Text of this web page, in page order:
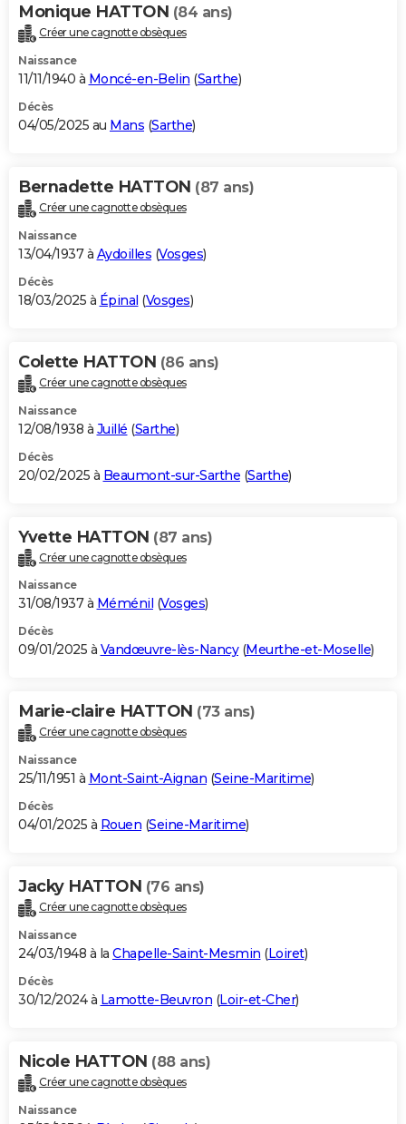
Monique HATTON (84 ans)
Créer une cagnotte obsèques
Naissance
11/11/1940 à Moncé-en-Belin (Sarthe)
Décès
04/05/2025 au Mans (Sarthe)
Bernadette HATTON (87 ans)
Créer une cagnotte obsèques
Naissance
13/04/1937 à Aydoilles (Vosges)
Décès
18/03/2025 à Épinal (Vosges)
Colette HATTON (86 ans)
Créer une cagnotte obsèques
Naissance
12/08/1938 à Juillé (Sarthe)
Décès
20/02/2025 à Beaumont-sur-Sarthe (Sarthe)
Yvette HATTON (87 ans)
Créer une cagnotte obsèques
Naissance
31/08/1937 à Méménil (Vosges)
Décès
09/01/2025 à Vandœuvre-lès-Nancy(Meurthe-et-Moselle)
Marie-claire HATTON (73 ans)
Créer une cagnotte obsèques
Naissance
25/11/1951 à Mont-Saint-Aignan (Seine-Maritime)
Décès
04/01/2025 à Rouen (Seine-Maritime)
Jacky HATTON (76 ans)
Créer une cagnotte obsèques
Naissance
24/03/1948 à la Chapelle-Saint-Mesmin (Loiret)
Décès
30/12/2024 à Lamotte-Beuvron (Loir-et-Cher)
Nicole HATTON (88 ans)
Créer une cagnotte obsèques
Naissance